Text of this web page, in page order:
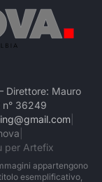
Direttore: Mauro
n° 36249
per Artefix
appartengono
esemplificativo,